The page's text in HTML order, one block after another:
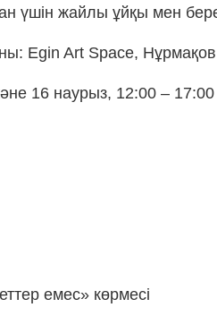
үшін жайлы ұйқы мен
Egin Art Space,
16 наурыз, 12:00 – 17:00
емес» көрмесі